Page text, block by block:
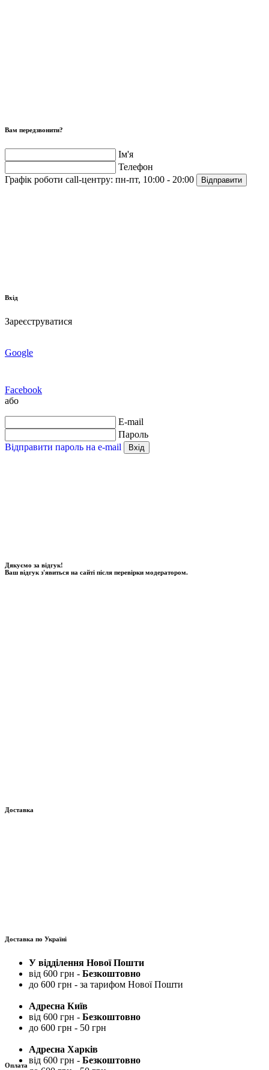
Вам передзвонити?
Ім'я
Телефон
Графік роботи call-центру: пн-пт, 10:00 - 20:00 Відправити
Вхід
Зареєструватися
Google
Facebook
або
E-mail
Пароль
Відправити пароль на e-mail
Вхід
Дякуємо за відгук!
Ваш відгук з'явиться на сайті після перевірки модератором.
Доставка
Доставка по Україні
У відділення Нової Пошти
від 600 грн - Безкоштовно
до 600 грн - за тарифом Нової Пошти
Адресна Київ
від 600 грн - Безкоштовно
до 600 грн - 50 грн
Адресна Харків
від 600 грн - Безкоштовно
Оплата